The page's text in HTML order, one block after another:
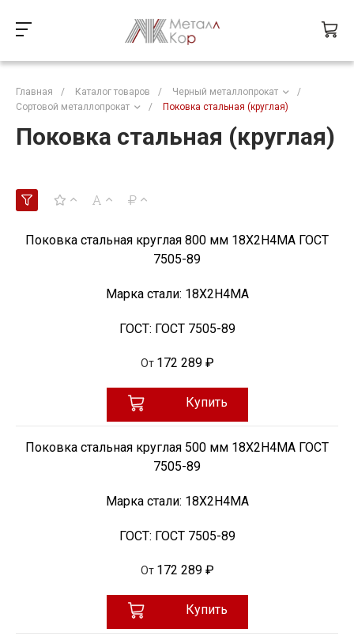
Главная / Каталог товаров / Черный металлопрокат
/
Сортовой металлопрокат
/ Поковка стальная (круглая)
Поковка стальная (круглая)
Поковка стальная круглая 800 мм 18Х2Н4МА ГОСТ
7505-89
Марка стали: 18Х2Н4МА
ГОСТ: ГОСТ 7505-89
От 172 289 ₽
Купить
Поковка стальная круглая 500 мм 18Х2Н4МА ГОСТ
7505-89
Марка стали: 18Х2Н4МА
ГОСТ: ГОСТ 7505-89
От 172 289 ₽
Купить